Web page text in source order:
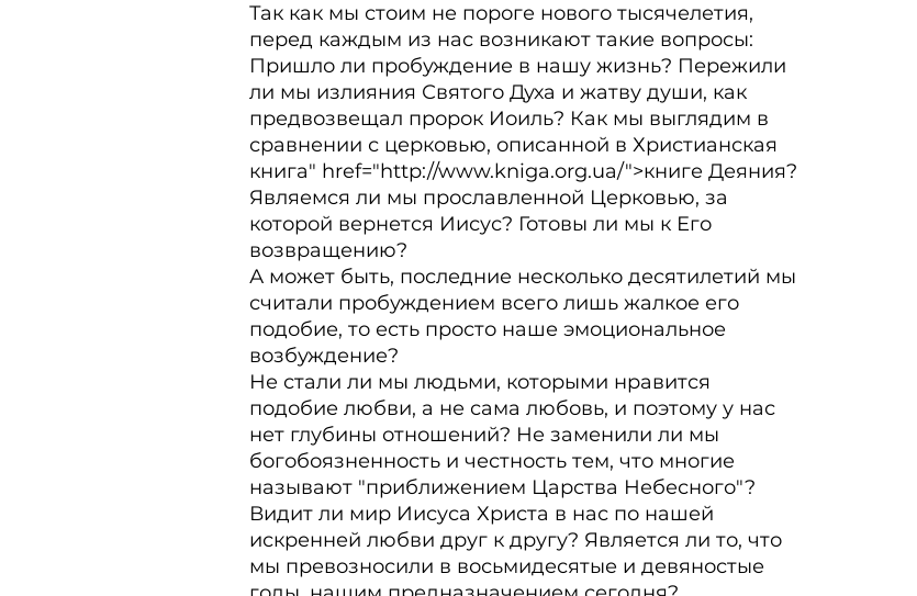
Так как мы стоим не пороге нового тысячелетия,
перед каждым из нас возникают такие вопросы:
Пришло ли пробуждение в нашу жизнь? Пережили
ли мы излияния Святого Духа и жатву души, как
предвозвещал пророк Иоиль? Как мы выглядим в
сравнении с церковью, описанной в Христианская
книга" href="http://www.kniga.org.ua/">книге Деяния?
Являемся ли мы прославленной Церковью, за
которой вернется Иисус? Готовы ли мы к Его
возвращению?
А может быть, последние несколько десятилетий мы
считали пробуждением всего лишь жалкое его
подобие, то есть просто наше эмоциональное
возбуждение?
Не стали ли мы людьми, которыми нравится
подобие любви, а не сама любовь, и поэтому у нас
нет глубины отношений? Не заменили ли мы
богобоязненность и честность тем, что многие
называют "приближением Царства Небесного"?
Видит ли мир Иисуса Христа в нас по нашей
искренней любви друг к другу? Является ли то, что
мы превозносили в восьмидесятые и девяностые